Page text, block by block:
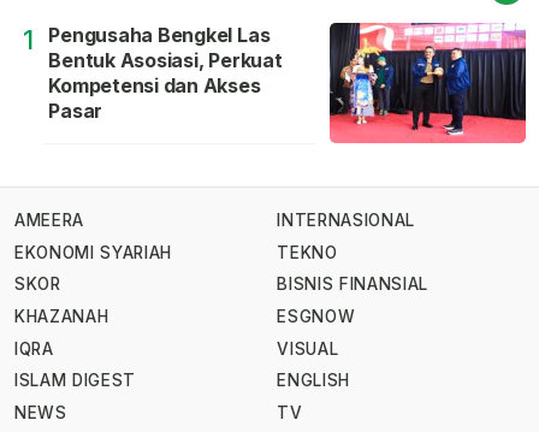
1
Pengusaha Bengkel Las
Bentuk Asosiasi, Perkuat
Kompetensi dan Akses
Pasar
AMEERA
EKONOMI SYARIAH
SKOR
KHAZANAH
IQRA
ISLAM DIGEST
NEWS
INTERNASIONAL
TEKNO
BISNIS FINANSIAL
ESGNOW
VISUAL
ENGLISH
TV